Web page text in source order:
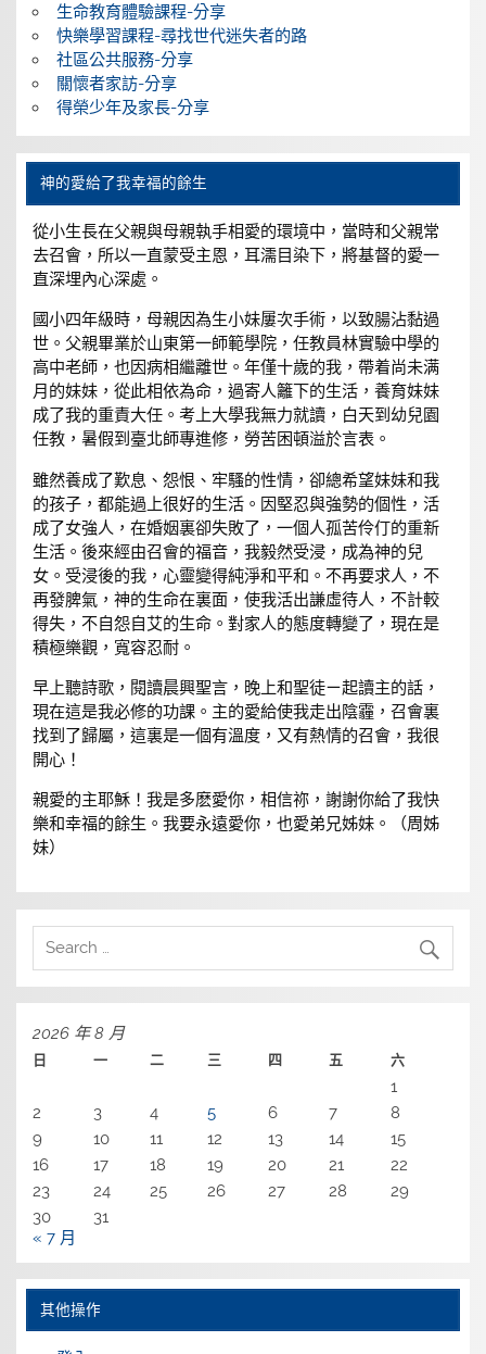
生命教育體驗課程-分享
快樂學習課程-尋找世代迷失者的路
社區公共服務-分享
關懷者家訪-分享
得榮少年及家長-分享
神的愛給了我幸福的餘生
從小生長在父親與母親執手相愛的環境中，當時和父親常
去召會，所以一直蒙受主恩，耳濡目染下，將基督的愛一
直深埋內心深處。
國小四年級時，母親因為生小妹屢次手術，以致腸沾黏過
世。父親畢業於山東第一師範學院，任教員林實驗中學的
高中老師，也因病相繼離世。年僅十歲的我，帶着尚未满
月的妹妹，從此相依為命，過寄人籬下的生活，養育妹妹
成了我的重責大任。考上大學我無力就讀，白天到幼兒園
任教，暑假到臺北師專進修，勞苦困頓溢於言表。
雖然養成了歎息、怨恨、牢騷的性情，卻總希望妹妹和我
的孩子，都能過上很好的生活。因堅忍與強勢的個性，活
成了女強人，在婚姻裏卻失敗了，一個人孤苦伶仃的重新
生活。後來經由召會的福音，我毅然受浸，成為神的兒
女。受浸後的我，心靈變得純淨和平和。不再要求人，不
再發脾氣，神的生命在裏面，使我活出謙虛待人，不計較
得失，不自怨自艾的生命。對家人的態度轉變了，現在是
積極樂觀，寬容忍耐。
早上聽詩歌，閱讀晨興聖言，晚上和聖徒ㄧ起讀主的話，
現在這是我必修的功課。主的愛給使我走出陰霾，召會裏
找到了歸屬，這裏是一個有溫度，又有熱情的召會，我很
開心！
親愛的主耶穌！我是多麽愛你，相信祢，謝謝你給了我快
樂和幸福的餘生。我要永遠愛你，也愛弟兄姊妹。（周姊
妹）
2026 年 8 月
日 一 二 三 四 五 六
1
2
3 4 5 6 7
8
9
10 11 12 13 14
15
16
17 18 19 20 21
22
23
24 25 26 27 28
29
30
31
« 7 月
其他操作